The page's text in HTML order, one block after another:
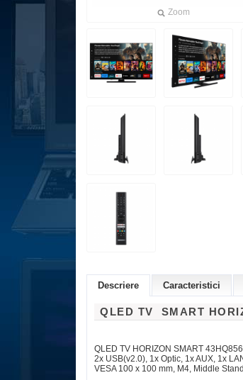
Zoom
Descriere Caracteristici
QLED TV SMART
QLED TV HORIZON SMART
2x USB(v2.0), 1x Optic, 1x AUX, 1x
VESA 100 x 100 mm, M4, Middle